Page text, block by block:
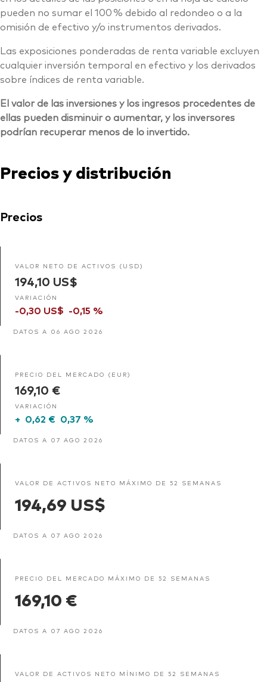
pueden no sumar el 100 % debido al redondeo o a la
omisión de efectivo y/o instrumentos derivados.
Las exposiciones ponderadas de renta variable excluyen
cualquier inversión temporal en efectivo y los derivados
sobre índices de renta variable.
El valor de las inversiones y los ingresos procedentes de
ellas pueden disminuir o aumentar, y los inversores
podrían recuperar menos de lo invertido.
Precios y distribución
Precios
VALOR NETO DE ACTIVOS (USD)
194,10 US$
VARIACIÓN
-0,30 US$ -0,15 %
DATOS A 06 AGO 2026
PRECIO DEL MERCADO (EUR)
169,10 €
VARIACIÓN
+ 0,62 € 0,37 %
DATOS A 07 AGO 2026
VALOR DE ACTIVOS NETO MÁXIMO DE 52 SEMANAS
194,69 US$
DATOS A 07 AGO 2026
PRECIO DEL MERCADO MÁXIMO DE 52 SEMANAS
169,10 €
DATOS A 07 AGO 2026
VALOR DE ACTIVOS NETO MÍNIMO DE 52 SEMANAS